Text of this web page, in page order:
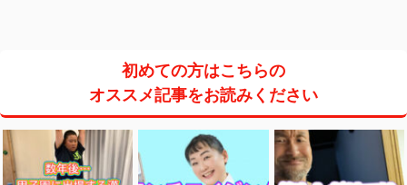
初めての方はこちらの
オススメ記事をお読みください